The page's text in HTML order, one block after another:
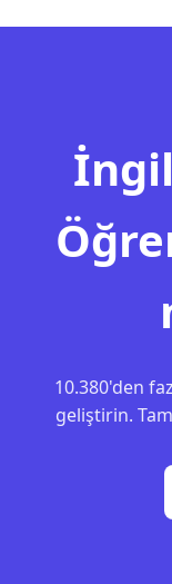
10.380'den
geliştirin.